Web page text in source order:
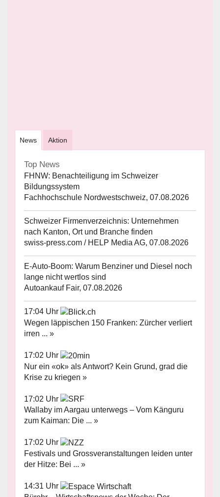
News Aktion
Top News
FHNW: Benachteiligung im Schweizer
Bildungssystem
Fachhochschule Nordwestschweiz, 07.08.2026
Schweizer Firmenverzeichnis: Unternehmen
nach Kanton, Ort und Branche finden
swiss-press.com / HELP Media AG, 07.08.2026
E-Auto-Boom: Warum Benziner und Diesel noch
lange nicht wertlos sind
Autoankauf Fair, 07.08.2026
17:04 Uhr
Wegen läppischen 150 Franken: Zürcher verliert
irren ... »
17:02 Uhr
Nur ein «ok» als Antwort? Kein Grund, grad die
Krise zu kriegen »
17:02 Uhr
Wallaby im Aargau unterwegs – Vom Känguru
zum Kaiman: Die ... »
17:02 Uhr
Festivals und Grossveranstaltungen leiden unter
der Hitze: Bei ... »
14:31 Uhr